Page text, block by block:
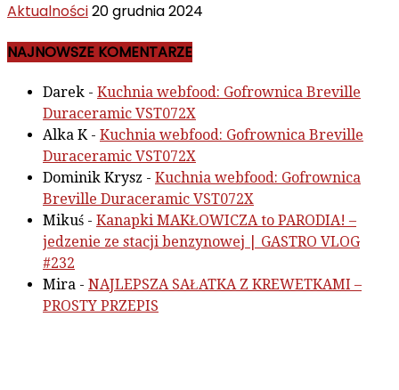
Aktualności20 grudnia 2024
NAJNOWSZE KOMENTARZE
Darek - Kuchnia webfood: Gofrownica Breville
Duraceramic VST072X
Alka K- Kuchnia webfood: Gofrownica Breville
Duraceramic VST072X
Dominik Krysz - Kuchnia webfood: Gofrownica
Breville Duraceramic VST072X
Mikuś - Kanapki MAKŁOWICZA to PARODIA! –
jedzenie ze stacji benzynowej | GASTRO VLOG
#232
Mira - NAJLEPSZA SAŁATKA Z KREWETKAMI –
PROSTY PRZEPIS